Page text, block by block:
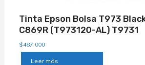
Tinta Epson Bolsa T973
C869R (T973120-AL) T9731
$487.000
Leer más